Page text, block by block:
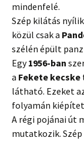
mindenfelé.
Szép kilátás
közül csak a
szélén épült
Egy1956-ban
a Fekete kecske
látható. Ezeket
folyamán
A régi pojánai út
mutatkozik. Szép